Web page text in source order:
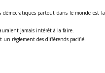
partout dans le monde est la
jamais intérêt à la faire.
règlement des différends pacifié.